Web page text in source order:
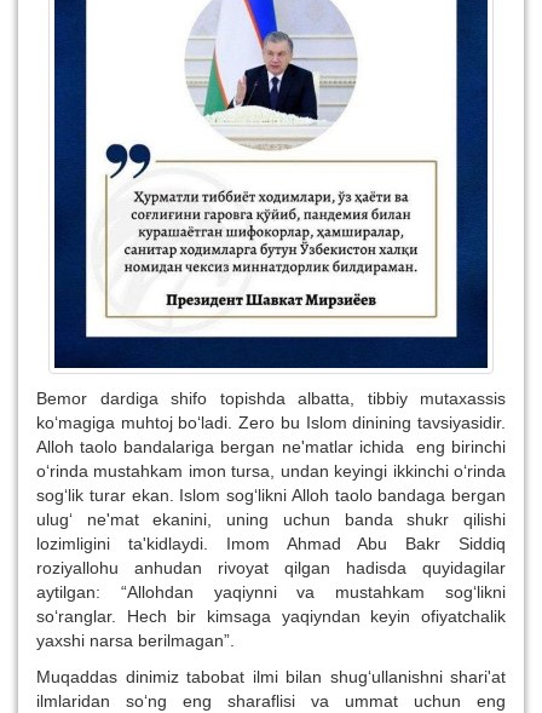
Bemor dardiga shifo topishda albatta, tibbiy mutaxassis
ko‘magiga muhtoj bo‘ladi. Zero bu Islom dinining tavsiyasidir.
Alloh taolo bandalariga bergan ne'matlar ichida eng birinchi
o‘rinda mustahkam imon tursa, undan keyingi ikkinchi o‘rinda
sog‘lik turar ekan. Islom sog‘likni Alloh taolo bandaga bergan
ulug‘ ne'mat ekanini, uning uchun banda shukr qilishi
lozimligini ta'kidlaydi. Imom Ahmad Abu Bakr Siddiq
roziyallohu anhudan rivoyat qilgan hadisda quyidagilar
aytilgan: “Allohdan yaqiynni va mustahkam sog‘likni
so‘ranglar. Hech bir kimsaga yaqiyndan keyin ofiyatchalik
yaxshi narsa berilmagan”.
Muqaddas dinimiz tabobat ilmi bilan shug‘ullanishni shari'at
ilmlaridan so‘ng eng sharaflisi va ummat uchun eng